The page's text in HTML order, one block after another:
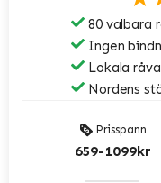
80 valbara
Ingen
Lokala
Nordens
Prisspann
659-1099kr